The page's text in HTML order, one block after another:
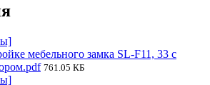
мебельного замка SL-F11, 33 с
761.05 КБ